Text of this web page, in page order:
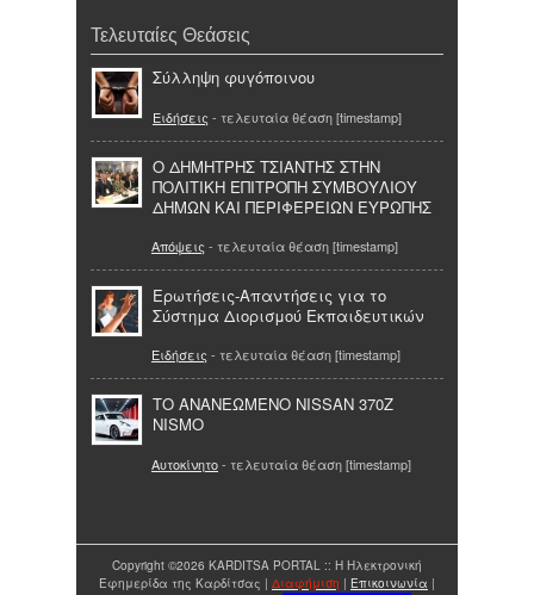
Τελευταίες Θεάσεις
Σύλληψη φυγόποινου
Ειδήσεις - τελευταία θέαση [timestamp]
O ΔΗΜΗΤΡΗΣ ΤΣΙΑΝΤΗΣ ΣΤΗΝ
ΠΟΛΙΤΙΚΗ ΕΠΙΤΡΟΠΗ ΣΥΜΒΟΥΛΙΟΥ
ΔΗΜΩΝ ΚΑΙ ΠΕΡΙΦΕΡΕΙΩΝ ΕΥΡΩΠΗΣ
Απόψεις - τελευταία θέαση [timestamp]
Ερωτήσεις-Απαντήσεις για το
Σύστημα Διορισμού Εκπαιδευτικών
Ειδήσεις - τελευταία θέαση [timestamp]
ΤΟ ΑΝΑΝΕΩΜΕΝΟ NISSAN 370Z
NISMO
Αυτοκίνητο- τελευταία θέαση [timestamp]
Copyright ©2026 KARDITSA PORTAL :: Η Ηλεκτρονική
Εφημερίδα της Καρδίτσας | Διαφήμιση | Επικοινωνία |